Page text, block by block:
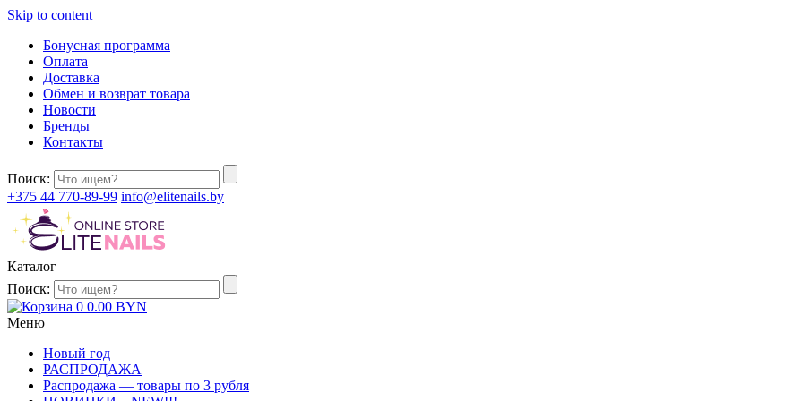
Skip to content
Бонусная программа
Оплата
Доставка
Обмен и возврат товара
Новости
Бренды
Контакты
Поиск:
+375 44 770-89-99 info@elitenails.by
Каталог
Поиск:
0 0.00 BYN
Меню
Новый год
РАСПРОДАЖА
Распродажа — товары по 3 рубля